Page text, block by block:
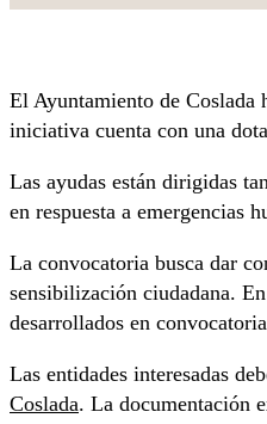
El Ayuntamiento de Coslada
iniciativa cuenta con una
Las ayudas están dirigidas
en respuesta a emergencias
La convocatoria busca dar
sensibilización ciudadana.
desarrollados en
Las entidades interesadas
Coslada. La documentación